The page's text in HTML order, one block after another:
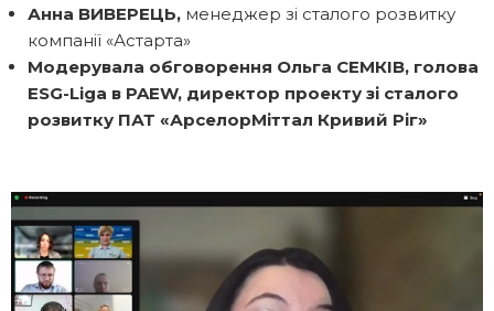
Анна ВИВЕРЕЦЬ, менеджер зі сталого розвитку
компанії «Астарта»
Модерувала обговорення Ольга СЕМКІВ, голова
ESG-Liga в PAEW, директор проекту зі сталого
розвитку ПАТ «АрселорМіттал Кривий Ріг»